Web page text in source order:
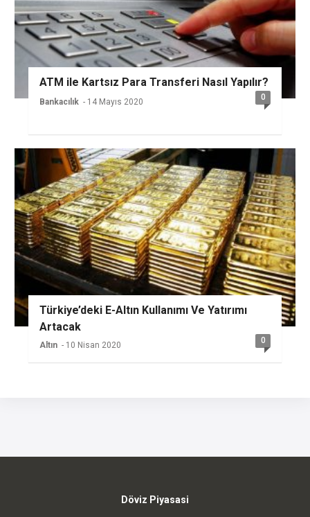
ATM ile Kartsız Para Transferi Nasıl Yapılır?
Bankacılık - 14 Mayıs 2020 0
Türkiye’deki E-Altın Kullanımı Ve Yatırımı
Artacak
Altın - 10 Nisan 2020 0
Döviz Piyasasi